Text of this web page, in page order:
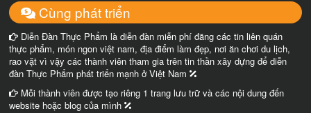
Cùng phát triển
Diễn Đàn Thực Phẩm là diễn đàn miễn phí đăng các tin liên quán
thực phẩm, món ngon việt nam, địa điểm làm đẹp, nơi ăn chơi du lịch,
rao vặt vì vậy các thành viên tham gia trên tin thần xây dựng để diễn
đàn Thực Phẩm phát triển mạnh ở Việt Nam
Mỗi thành viên được tạo riêng 1 trang lưu trữ và các nội dung đến
website hoặc blog của mình